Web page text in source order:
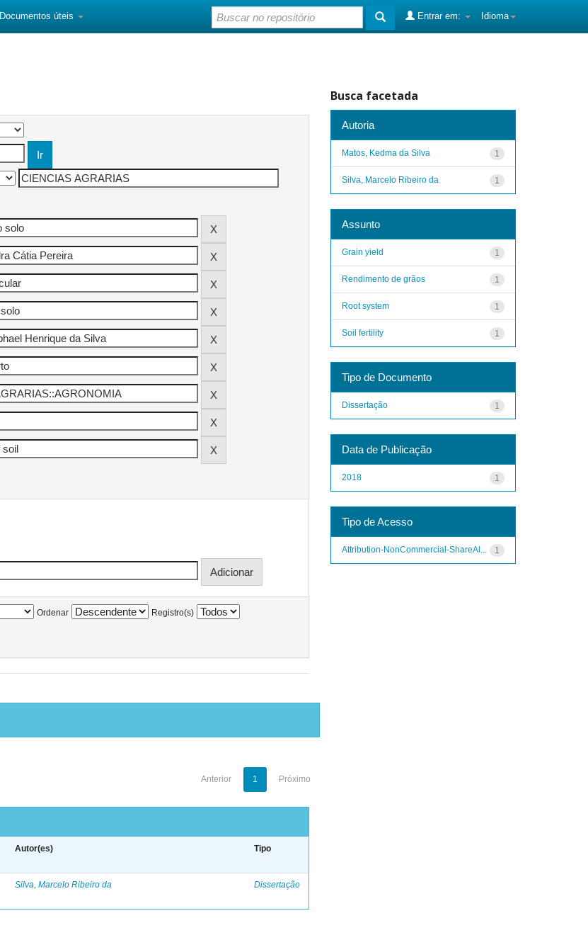
Documentos úteis Idioma
Entrar em:
Ordenar Registro(s)
Anterior 1 Próximo
Autor(es) Tipo
Silva, Marcelo Ribeiro da Dissertação
Busca facetada
Autoria
1
Matos, Kedma da Silva
1
Silva, Marcelo Ribeiro da
Assunto
1
Grain yield
1
Rendimento de grãos
1
Root system
1
Soil fertility
Tipo de Documento
1
Dissertação
Data de Publicação
1
2018
Tipo de Acesso
1
Attribution-NonCommercial-ShareAl...